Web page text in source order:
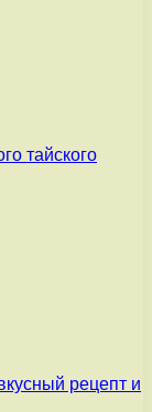
тайского
рецепт и